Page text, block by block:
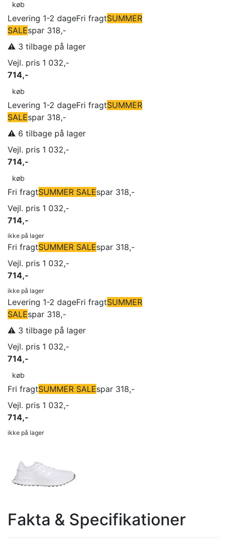
køb
Levering 1-2 dageFri fragtSUMMER
SALEspar 318,-
⚠️ 3 tilbage på lager
Vejl. pris 1 032,-
714,-
køb
Levering 1-2 dageFri fragtSUMMER
SALEspar 318,-
⚠️ 6 tilbage på lager
Vejl. pris 1 032,-
714,-
køb
Fri fragtSUMMER SALEspar 318,-
Vejl. pris 1 032,-
714,-
ikke på lager
Fri fragtSUMMER SALEspar 318,-
Vejl. pris 1 032,-
714,-
ikke på lager
Levering 1-2 dageFri fragtSUMMER
SALEspar 318,-
⚠️ 3 tilbage på lager
Vejl. pris 1 032,-
714,-
køb
Fri fragtSUMMER SALEspar 318,-
Vejl. pris 1 032,-
714,-
ikke på lager
Fakta & Specifikationer